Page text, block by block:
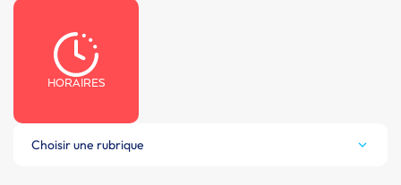
HORAIRES
Choisir une rubrique